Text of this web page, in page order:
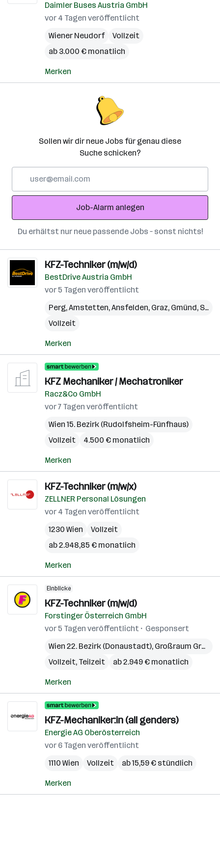
Daimler Buses Austria GmbH
vor 4 Tagen veröffentlicht
Wiener Neudorf
Vollzeit
ab 3.000 € monatlich
Merken
Sollen wir dir neue Jobs für genau diese
Suche schicken?
Adresse
Job-Alarm anlegen
Du erhältst nur neue passende Jobs – sonst nichts!
KFZ-Techniker (m/w/d)
BestDrive Austria GmbH
vor 5 Tagen veröffentlicht
Perg,Amstetten,Ansfelden, Graz, Gmünd, Steyr
Vollzeit
Merken
KFZ Mechaniker / Mechatroniker
Racz&Co GmbH
vor 7 Tagen veröffentlicht
Wien 15. Bezirk (Rudolfsheim-Fünfhaus)
Vollzeit
4.500 € monatlich
Merken
KFZ-Techniker (m/w/x)
ZELLNER Personal Lösungen
vor 4 Tagen veröffentlicht
1230 Wien
Vollzeit
ab 2.948,85 € monatlich
Merken
Einblicke
KFZ-Techniker (m/w/d)
Forstinger Österreich GmbH
vor 5 Tagen veröffentlicht
Gesponsert
Wien 22. Bezirk (Donaustadt), Großraum Graz
Vollzeit, Teilzeit
ab 2.949 € monatlich
Merken
KFZ-Mechaniker:in (all genders)
Energie AG Oberösterreich
vor 6 Tagen veröffentlicht
1110 Wien
Vollzeit ab 15,59 € stündlich
Merken